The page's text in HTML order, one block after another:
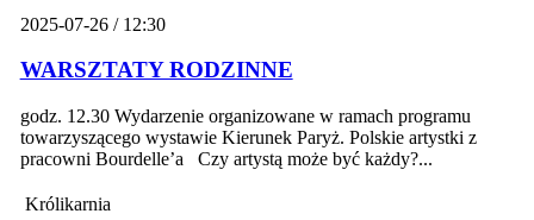
2025-07-26 / 12:30
WARSZTATY RODZINNE
godz. 12.30 Wydarzenie organizowane w ramach programu
towarzyszącego wystawie Kierunek Paryż. Polskie artystki z
pracowni Bourdelle’a Czy artystą może być każdy?...
Królikarnia